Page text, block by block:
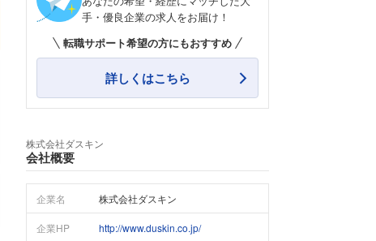
手・優良企業の求人をお届け！
転職サポート希望の方にもおすすめ
詳しくはこちら
株式会社ダスキン
会社概要
企業名 株式会社ダスキン
企業HP http://www.duskin.co.jp/